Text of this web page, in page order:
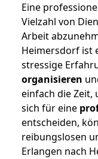
Eine
Vielzahl von
Arbeit
Heimersdorf ist
stressige
organisieren
einfach die Zeit,
sich für eine
entscheiden,
reibungslosen
Erlangen nach